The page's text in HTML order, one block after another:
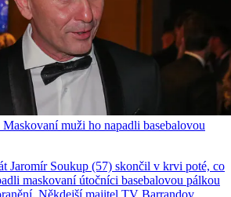
muži ho napadli basebalovou
Jaromír Soukup (57) skončil v krvi poté, co
maskovaní útočníci basebalovou pálkou